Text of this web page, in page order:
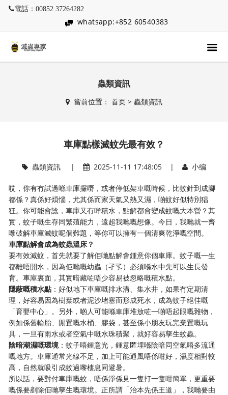
電話：00852 37264282
whatsapp:+852 60540383
蟲類資訊
當前位置： 首页> 蟲類資訊
車庫點樣滅蚊先最有效？
蟲類資訊| 2025-11-11 17:48:05 | 小编
哎，你有冇試過喺車庫攞嘢，或者停低架車嘅時候，比蚊針到成腳
都係？真係好煩惱，尤其係而家天氣又熱又濕，啲蚊好似特別猖
狂。你可能會諗，車庫又冇咩積水，點解都會變成蚊嘅大本營？其
實，蚊子嘅生存同繁殖能力，遠超我哋嘅想像。今日，我哋就一齊
嚟破解車庫滅蚊呢個難題，等你可以擁有一個清爽乾淨嘅空間。
車庫點解會成為蚊蟲溫床？
要有效滅蚊，首先就要了解佢哋點解會鍾意你個車庫。蚊子嘅一生
都離唔開水，因為佢哋嘅幼蟲（孑孓）必須喺水中先可以生長發
育。車庫裏面，其實暗藏咗唔少容易被忽略嘅積水點。
隱蔽嘅積水點 ：好似地下車庫嘅排水溝、集水井，如果冇定期清
理，好容易因為樹葉或者泥沙堵塞而形成死水，成為蚊子絕佳嘅
「育嬰中心」。另外，啲人可能喺車庫堆放咗一啲唔起眼嘅雜物，
例如係舊輪胎、閒置嘅水桶、膠袋，甚至係小朋友玩完棄置嘅玩
具，一旦有雨水或者空氣中嘅水珠積聚，就好容易孳生蚊蟲。
陰暗潮濕嘅環境：蚊子唔鍾意光，鍾意匿埋喺陰暗同空氣唔多流通
嘅地方。車庫通常光線不足，加上可能通風唔係咁好，濕度相對較
高，自然就吸引成蚊過嚟棲息同避暑。
所以話，要對付車庫嘅蚊，唔係淨係見一隻打一隻咁簡單，更重要
嘅係要剷除佢哋孳生嘅環境。正所謂「治本先係王道」，我哋要由